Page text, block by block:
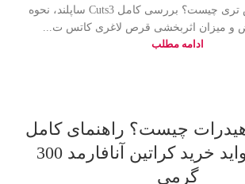
قرص لاغری کاتس تری چیست؟ بررسی کامل Cuts3 ساپلند، نحوه
و میزان اثربخشی قرص لاغری کاتس ت...
ادامه مطلب
چیست؟ راهنمای کامل
مصرف، فواید خرید کراتین آنافارمد 300
گرمی